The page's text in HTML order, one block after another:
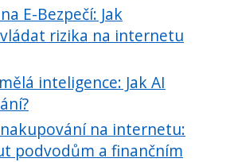
E-Bezpečí: Jak
rizika na internetu
inteligence: Jak AI
na internetu:
podvodům a finančním